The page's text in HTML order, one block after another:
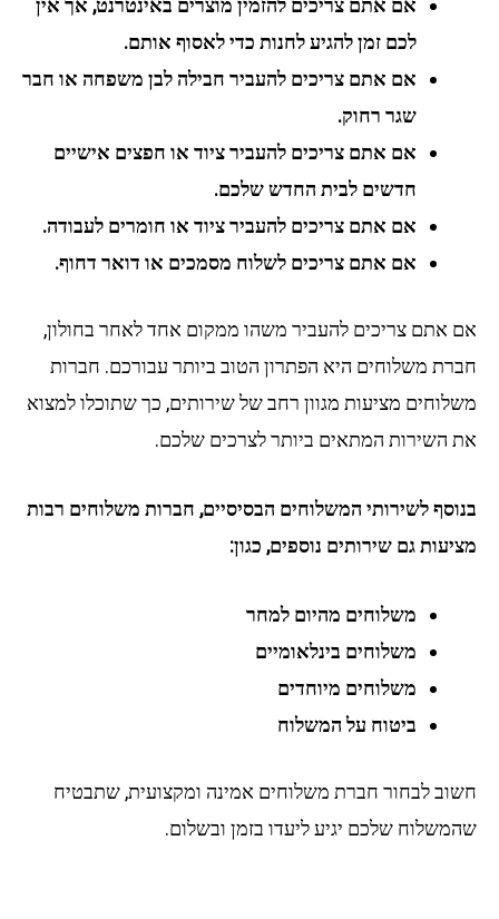
אם אתם צריכים להזמין מוצרים באינטרנט, אך אין
לכם זמן להגיע לחנות כדי לאסוף אותם.
אם אתם צריכים להעביר חבילה לבן משפחה או חבר
שגר רחוק.
אם אתם צריכים להעביר ציוד או חפצים אישיים
חדשים לבית החדש שלכם.
אם אתם צריכים להעביר ציוד או חומרים לעבודה.
אם אתם צריכים לשלוח מסמכים או דואר דחוף.
אתם צריכים להעביר משהו ממקום אחד לאחר בחולון,
משלוחים היא הפתרון הטוב ביותר עבורכם. חברות
מציעות מגוון רחב של שירותים, כך שתוכלו למצוא
השירות המתאים ביותר לצרכים שלכם.
לשירותי המשלוחים הבסיסיים, חברות משלוחים רבות
גם שירותים נוספים, כגון:
משלוחים מהיום למחר
משלוחים בינלאומיים
משלוחים מיוחדים
ביטוח על המשלוח
לבחור חברת משלוחים אמינה ומקצועית, שתבטיח
שלכם יגיע ליעדו בזמן ובשלום.